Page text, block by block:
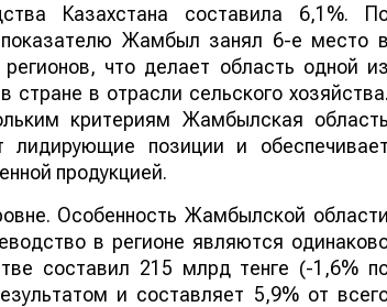
Казахстана составила 6,1%.
показателю Жамбыл занял 6-е место
регионов, что делает область одной
стране в отрасли сельского
критериям Жамбылская
лидирующие позиции и
продукцией.
Особенность Жамбылской
в регионе являются
составил 215 млрд тенге (-1,6%
и составляет 5,9% от